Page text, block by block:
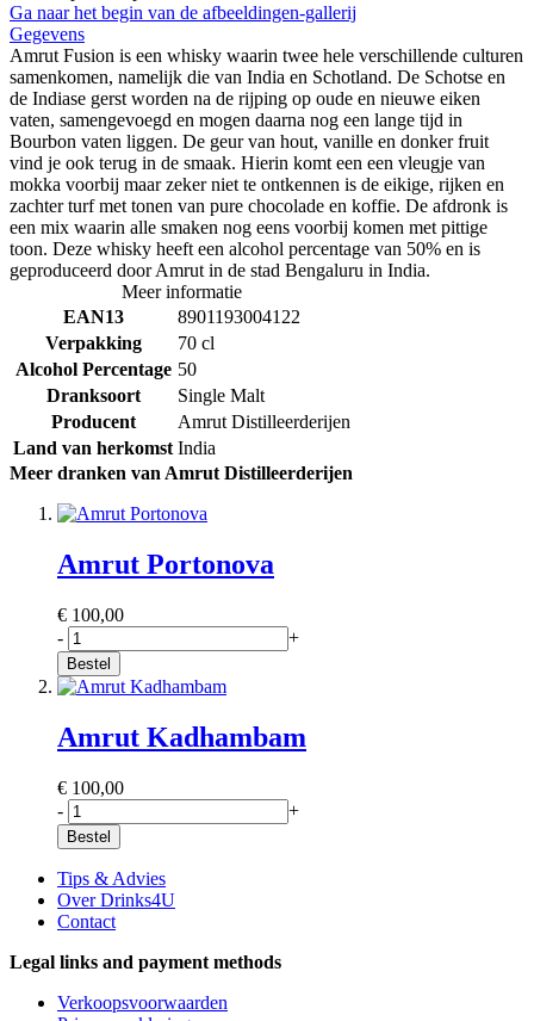
Ga naar het begin van de afbeeldingen-gallerij
Gegevens
Amrut Fusion is een whisky waarin twee hele verschillende culturen
samenkomen, namelijk die van India en Schotland. De Schotse en
de Indiase gerst worden na de rijping op oude en nieuwe eiken
vaten, samengevoegd en mogen daarna nog een lange tijd in
Bourbon vaten liggen. De geur van hout, vanille en donker fruit
vind je ook terug in de smaak. Hierin komt een een vleugje van
mokka voorbij maar zeker niet te ontkennen is de eikige, rijken en
zachter turf met tonen van pure chocolade en koffie. De afdronk is
een mix waarin alle smaken nog eens voorbij komen met pittige
toon. Deze whisky heeft een alcohol percentage van 50% en is
geproduceerd door Amrut in de stad Bengaluru in India.
Meer informatie
EAN13
8901193004122
Verpakking
70 cl
Alcohol Percentage 50
Dranksoort
Single Malt
Producent
Amrut Distilleerderijen
Land van herkomst India
Meer dranken van Amrut Distilleerderijen
Amrut Portonova
€ 100,00
-
+
Bestel
Amrut Kadhambam
€ 100,00
-
+
Bestel
Tips & Advies
Over Drinks4U
Contact
Legal links and payment methods
Verkoopsvoorwaarden